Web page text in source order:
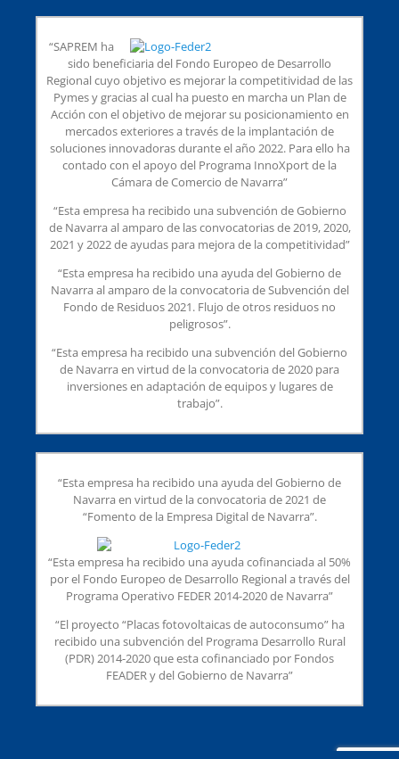
“SAPREM ha
sido beneficiaria del Fondo Europeo de Desarrollo
Regional cuyo objetivo es mejorar la competitividad de las
Pymes y gracias al cual ha puesto en marcha un Plan de
Acción con el objetivo de mejorar su posicionamiento en
mercados exteriores a través de la implantación de
soluciones innovadoras durante el año 2022. Para ello ha
contado con el apoyo del Programa InnoXport de la
Cámara de Comercio de Navarra”
“Esta empresa ha recibido una subvención de Gobierno
de Navarra al amparo de las convocatorias de 2019, 2020,
2021 y 2022 de ayudas para mejora de la competitividad”
“Esta empresa ha recibido una ayuda del Gobierno de
Navarra al amparo de la convocatoria de Subvención del
Fondo de Residuos 2021. Flujo de otros residuos no
peligrosos”.
“Esta empresa ha recibido una subvención del Gobierno
de Navarra en virtud de la convocatoria de 2020 para
inversiones en adaptación de equipos y lugares de
trabajo”.
“Esta empresa ha recibido una ayuda del Gobierno de
Navarra en virtud de la convocatoria de 2021 de
“Fomento de la Empresa Digital de Navarra”.
“Esta empresa ha recibido una ayuda cofinanciada al 50%
por el Fondo Europeo de Desarrollo Regional a través del
Programa Operativo FEDER 2014-2020 de Navarra”
“El proyecto “Placas fotovoltaicas de autoconsumo” ha
recibido una subvención del Programa Desarrollo Rural
(PDR) 2014-2020 que esta cofinanciado por Fondos
FEADER y del Gobierno de Navarra”